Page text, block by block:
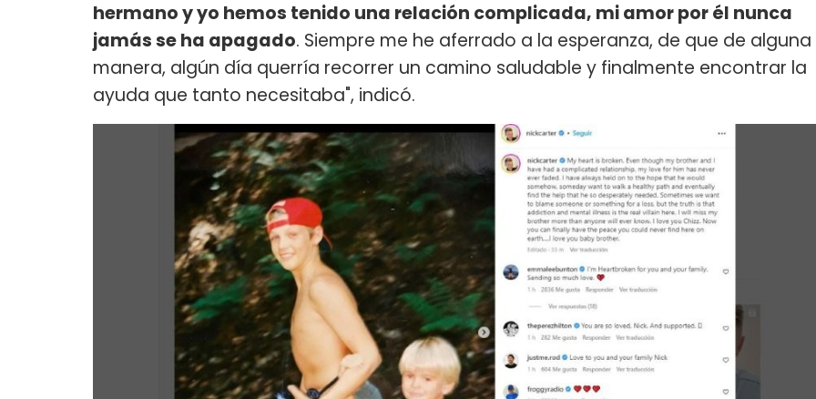
hermano y yo hemos tenido una relación complicada, mi amor por él nunca
jamás se ha apagado. Siempre me he aferrado a la esperanza, de que de alguna
manera, algún día querría recorrer un camino saludable y finalmente encontrar la
ayuda que tanto necesitaba", indicó.